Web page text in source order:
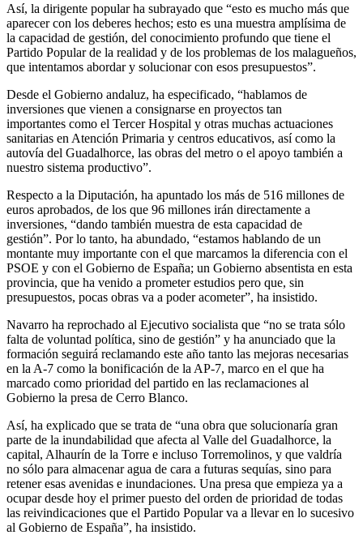
Así, la dirigente popular ha subrayado que “esto es mucho más que
aparecer con los deberes hechos; esto es una muestra amplísima de
la capacidad de gestión, del conocimiento profundo que tiene el
Partido Popular de la realidad y de los problemas de los malagueños,
que intentamos abordar y solucionar con esos presupuestos”.
Desde el Gobierno andaluz, ha especificado, “hablamos de
inversiones que vienen a consignarse en proyectos tan
importantes como el Tercer Hospital y otras muchas actuaciones
sanitarias en Atención Primaria y centros educativos, así como la
autovía del Guadalhorce, las obras del metro o el apoyo también a
nuestro sistema productivo”.
Respecto a la Diputación, ha apuntado los más de 516 millones de
euros aprobados, de los que 96 millones irán directamente a
inversiones, “dando también muestra de esta capacidad de
gestión”. Por lo tanto, ha abundado, “estamos hablando de un
montante muy importante con el que marcamos la diferencia con el
PSOE y con el Gobierno de España; un Gobierno absentista en esta
provincia, que ha venido a prometer estudios pero que, sin
presupuestos, pocas obras va a poder acometer”, ha insistido.
Navarro ha reprochado al Ejecutivo socialista que “no se trata sólo
falta de voluntad política, sino de gestión” y ha anunciado que la
formación seguirá reclamando este año tanto las mejoras necesarias
en la A-7 como la bonificación de la AP-7, marco en el que ha
marcado como prioridad del partido en las reclamaciones al
Gobierno la presa de Cerro Blanco.
Así, ha explicado que se trata de “una obra que solucionaría gran
parte de la inundabilidad que afecta al Valle del Guadalhorce, la
capital, Alhaurín de la Torre e incluso Torremolinos, y que valdría
no sólo para almacenar agua de cara a futuras sequías, sino para
retener esas avenidas e inundaciones. Una presa que empieza ya a
ocupar desde hoy el primer puesto del orden de prioridad de todas
las reivindicaciones que el Partido Popular va a llevar en lo sucesivo
al Gobierno de España”, ha insistido.